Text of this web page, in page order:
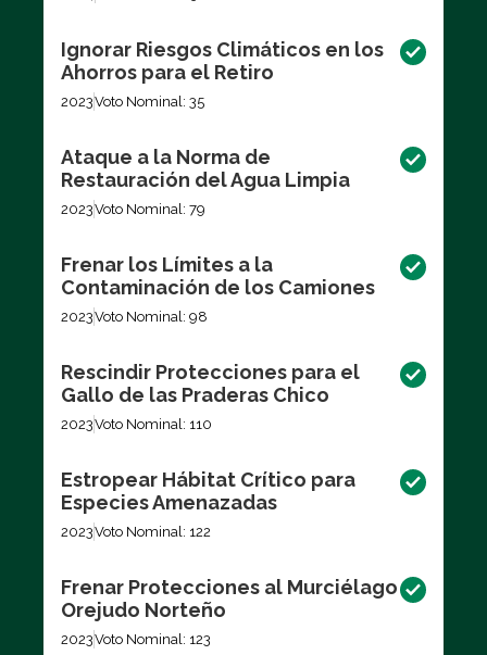
Ignorar Riesgos Climáticos en los
Ahorros para el Retiro
2023Voto Nominal: 35
Ataque a la Norma de
Restauración del Agua Limpia
2023Voto Nominal: 79
Frenar los Límites a la
Contaminación de los Camiones
2023Voto Nominal: 98
Rescindir Protecciones para el
Gallo de las Praderas Chico
2023Voto Nominal: 110
Estropear Hábitat Crítico para
Especies Amenazadas
2023Voto Nominal: 122
Frenar Protecciones al Murciélago
Orejudo Norteño
2023Voto Nominal: 123